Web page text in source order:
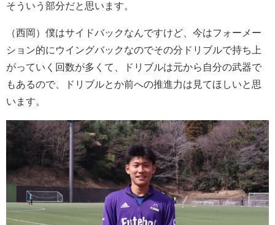
そういう部分だと思います。
（西岡） 僕はサイドバックなんですけど、今はフォーメー
ション的にウイングバックなのでその分ドリブルで持ち上
がっていく回数が多くて、ドリブルは元から自分の武器で
もあるので、ドリブルとか前への推進力は見てほしいと思
います。